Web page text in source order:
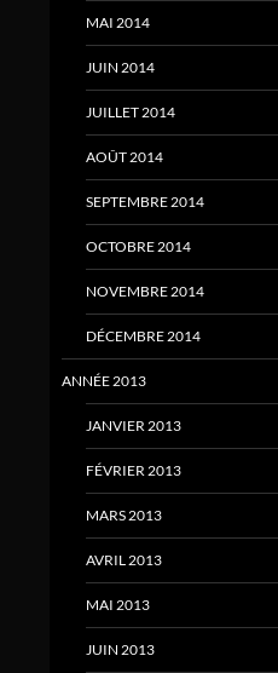
MAI 2014
JUIN 2014
JUILLET 2014
AOÛT 2014
SEPTEMBRE 2014
OCTOBRE 2014
NOVEMBRE 2014
DÉCEMBRE 2014
ANNÉE 2013
JANVIER 2013
FÉVRIER 2013
MARS 2013
AVRIL 2013
MAI 2013
JUIN 2013